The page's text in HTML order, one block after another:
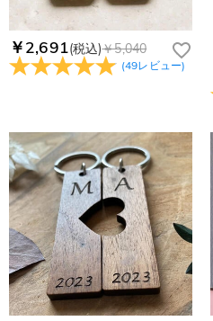
￥2,691(税込)￥5,040
(49レビュー)